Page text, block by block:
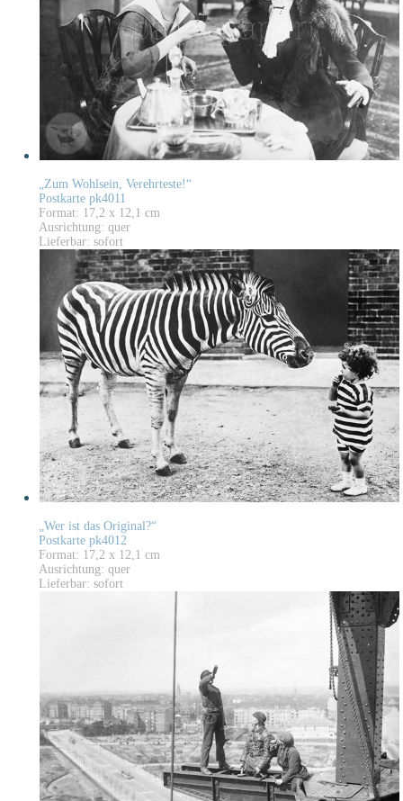
„Zum Wohlsein, Verehrteste!“
Postkarte pk4011
Format: 17,2 x 12,1 cm
Ausrichtung: quer
Lieferbar: sofort
„Wer ist das Original?“
Postkarte pk4012
Format: 17,2 x 12,1 cm
Ausrichtung: quer
Lieferbar: sofort